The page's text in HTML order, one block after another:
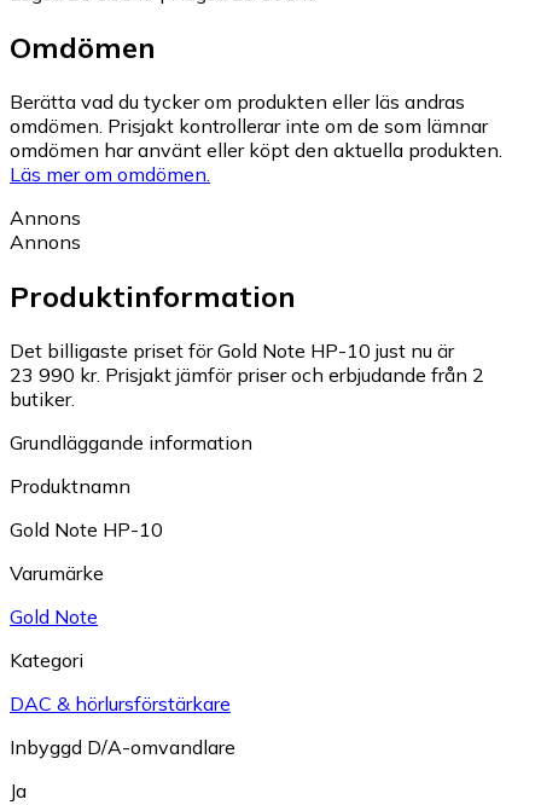
Omdömen
Berätta vad du tycker om produkten eller läs andras
omdömen. Prisjakt kontrollerar inte om de som lämnar
omdömen har använt eller köpt den aktuella produkten.
Läs mer om omdömen.
Annons
Annons
Produktinformation
Det billigaste priset för Gold Note HP-10 just nu är
23 990 kr. Prisjakt jämför priser och erbjudande från 2
butiker.
Grundläggande information
Produktnamn
Gold Note HP-10
Varumärke
Gold Note
Kategori
DAC & hörlursförstärkare
Inbyggd D/A-omvandlare
Ja